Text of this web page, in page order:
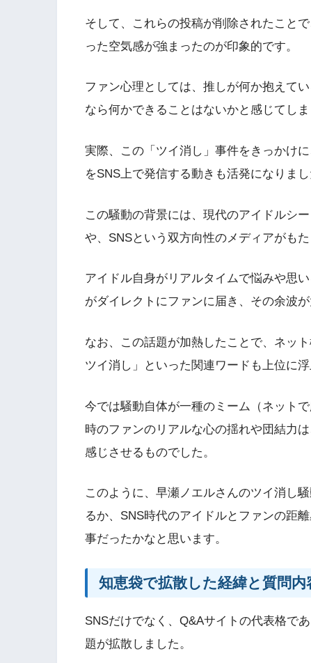
そして、これらの投稿が削除されたこと
った空気感が強まったのが印象的です。
ファン心理としては、推しが何か抱えて
なら何かできることはないかと感じてしま
実際、この「ツイ消し」事件をきっかけ
をSNS上で発信する動きも活発になりまし
この騒動の背景には、現代のアイドルシ
や、SNSという双方向性のメディアがもた
アイドル自身がリアルタイムで悩みや思
がダイレクトにファンに届き、その余波
なお、この話題が加熱したことで、ネッ
ツイ消し」といった関連ワードも上位に浮
今では騒動自体が一種のミーム（ネット
時のファンのリアルな心の揺れや団結力
感じさせるものでした。
このように、早瀬ノエルさんのツイ消し
るか、SNS時代のアイドルとファンの距
事だったかなと思います。
知恵袋で拡散した経緯と質問
SNSだけでなく、Q&Aサイトの代表格で
題が拡散しました。